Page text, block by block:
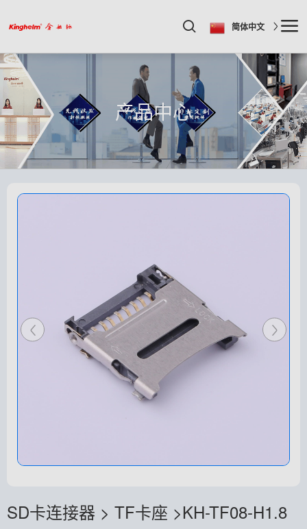
简体中文
产品中心
SD卡连接器 > TF卡座 >KH-TF08-H1.8